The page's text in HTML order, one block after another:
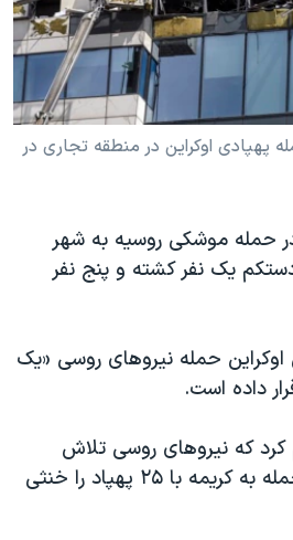
۲۰۲۴
پهپادی اوکراین در منطقه تجاری در
حمله موشکی روسیه به شهر
یک نفر کشته و پنج نفر
حمله نیروهای روسی «یک
داده است.
کرد که نیروهای روسی تلاش
شبانه اوکراینی‌ها برای حمله به کریمه با ۲۵ پهپاد را خنثی